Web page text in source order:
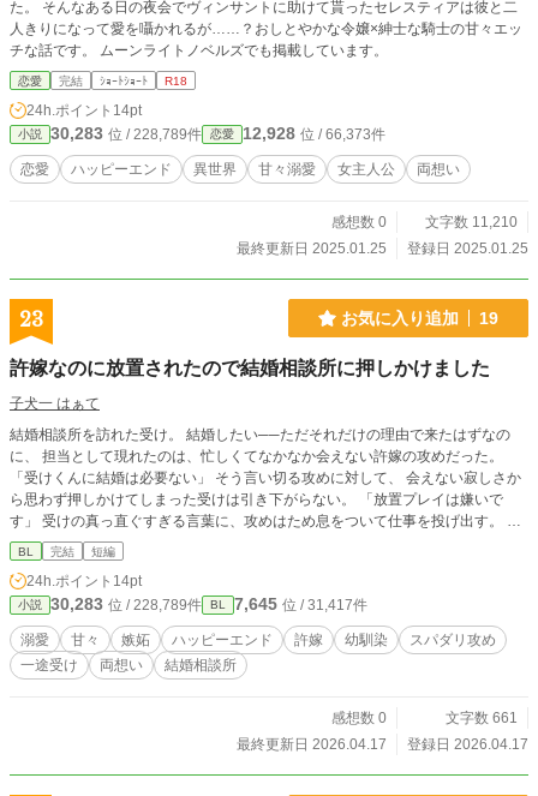
た。 そんなある日の夜会でヴィンサントに助けて貰ったセレスティアは彼と二
人きりになって愛を囁かれるが……？おしとやかな令嬢×紳士な騎士の甘々エッ
チな話です。 ムーンライトノベルズでも掲載しています。
恋愛 完結 ｼｮｰﾄｼｮｰﾄ R18
24h.ポイント 14pt
小説 30,283 位 / 228,789件 恋愛 12,928 位 / 66,373件
恋愛 ハッピーエンド 異世界 甘々溺愛 女主人公 両想い
感想数 0
文字数 11,210
最終更新日 2025.01.25
登録日 2025.01.25
23 お気に入り追加 19
許嫁なのに放置されたので結婚相談所に押しかけました
子犬一 はぁて
結婚相談所を訪れた受け。 結婚したい──ただそれだけの理由で来たはずなの
に、 担当として現れたのは、忙しくてなかなか会えない許嫁の攻めだった。
「受けくんに結婚は必要ない」 そう言い切る攻めに対して、 会えない寂しさか
ら思わず押しかけてしまった受けは引き下がらない。 「放置プレイは嫌いで
す」 受けの真っ直ぐすぎる言葉に、攻めはため息をついて仕事を投げ出す。 気
づけば有給を使って早退し、 受けの望むままテーマパークへ。 小さい頃から変
わらず、どこまでも追いかけてくる許嫁と、 そんな受けを放っておけない男
の、甘くて少しズレた恋の話。
BL 完結 短編
24h.ポイント 14pt
小説 30,283 位 / 228,789件 BL 7,645 位 / 31,417件
溺愛 甘々 嫉妬 ハッピーエンド 許嫁 幼馴染
スパダリ攻め
一途受け
両想い 結婚相談所
感想数 0
文字数 661
最終更新日 2026.04.17
登録日 2026.04.17